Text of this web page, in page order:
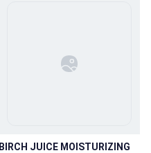
BIRCH JUICE MOISTURIZING